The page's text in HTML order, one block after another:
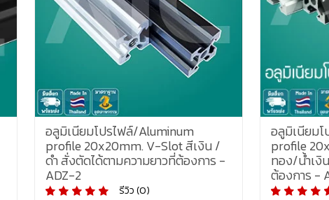
อลูมิเนียมโปรไฟล์/Aluminum
profile 20x20mm. V-Slot สีเงิน /
ดำ สั่งตัดได้ตามความยาวที่ต้องการ -
ADZ-2
รีวิว (0)
อลูมิเนียม
profile
ทอง/น้ำเงิ
ต้องการ -